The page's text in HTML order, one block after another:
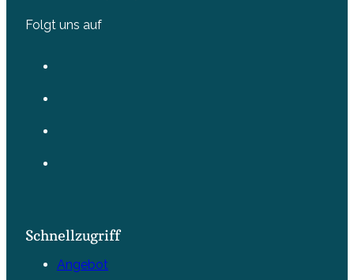
Folgt uns auf
Schnellzugriff
Angebot